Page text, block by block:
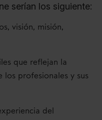
serían los siguiente:
visión, misión,
que reflejan la
profesionales y sus
del